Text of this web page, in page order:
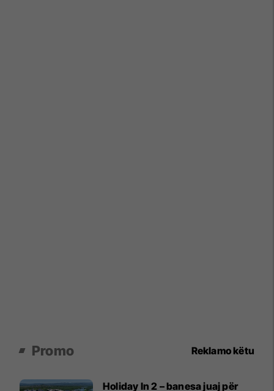
Promo Reklamo këtu
Holiday In 2 – banesa juaj për